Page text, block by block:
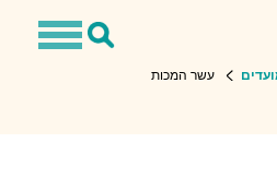
Toggle
Toggle
עשר המכות